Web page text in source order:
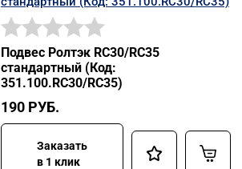
Подвес Ролтэк RC30/RC35
стандартный (Код:
351.100.RC30/RC35)
190 РУБ.
Заказать
в 1 клик